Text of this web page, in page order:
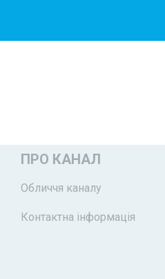
ПРО КАНАЛ
Обличчя каналу
Контактна інформація